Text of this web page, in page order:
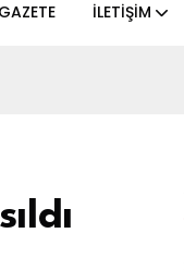
İLETIŞIM